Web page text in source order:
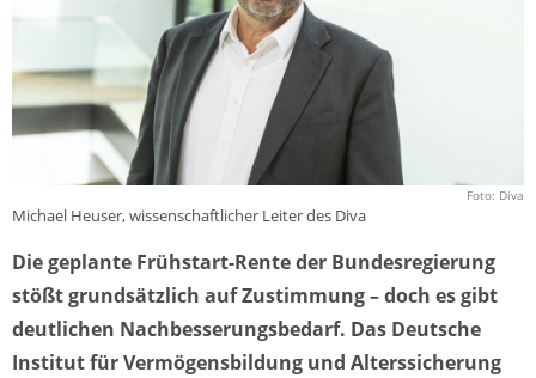
Foto: Diva
Michael Heuser, wissenschaftlicher Leiter des Diva
Die geplante Frühstart-Rente der Bundesregierung
stößt grundsätzlich auf Zustimmung – doch es gibt
deutlichen Nachbesserungsbedarf. Das Deutsche
Institut für Vermögensbildung und Alterssicherung